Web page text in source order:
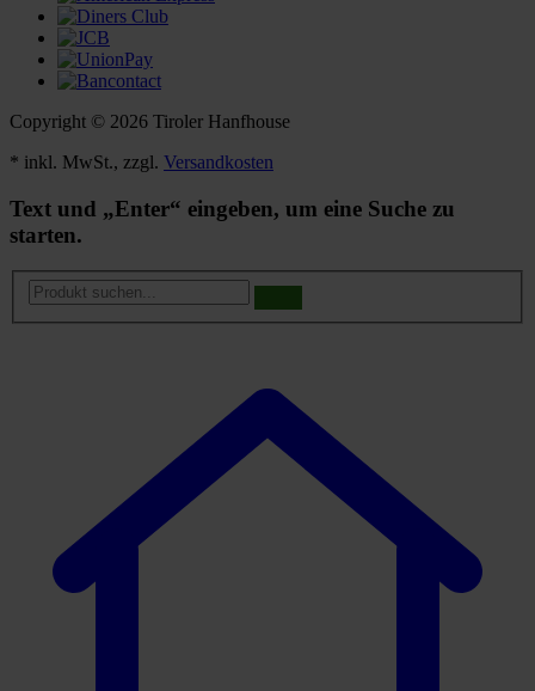
Copyright © 2026 Tiroler Hanfhouse
* inkl. MwSt., zzgl. Versandkosten
Text und „Enter“ eingeben, um eine Suche zu
starten.
Produkt
suchen...